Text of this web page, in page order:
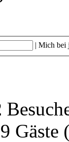
| Mich bei
Gäste